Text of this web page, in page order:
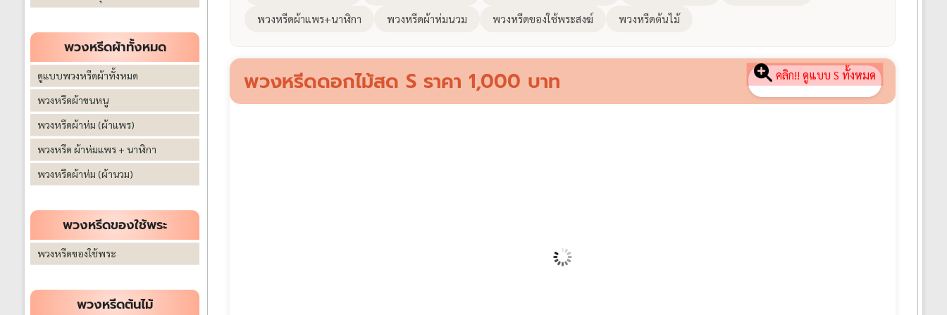
พวงหรีดผ้าแพร+นาฬิกา พวงหรีดผ้าห่มนวม พวงหรีดของใช้พระสงฆ์ พวงหรีดต้นไม้
พวงหรีดดอกไม้สด S ราคา 1,000 บาท คลิก!! ดูแบบ S ทั้งหมด
พวงหรีดผ้าทั้งหมด
ดูแบบพวงหรีดผ้าทั้งหมด
พวงหรีดผ้าขนหนู
พวงหรีดผ้าห่ม (ผ้าแพร)
พวงหรีด ผ้าห่มแพร + นาฬิกา
พวงหรีดผ้าห่ม (ผ้านวม)
พวงหรีดของใช้พระ
พวงหรีดของใช้พระ
พวงหรีดต้นไม้